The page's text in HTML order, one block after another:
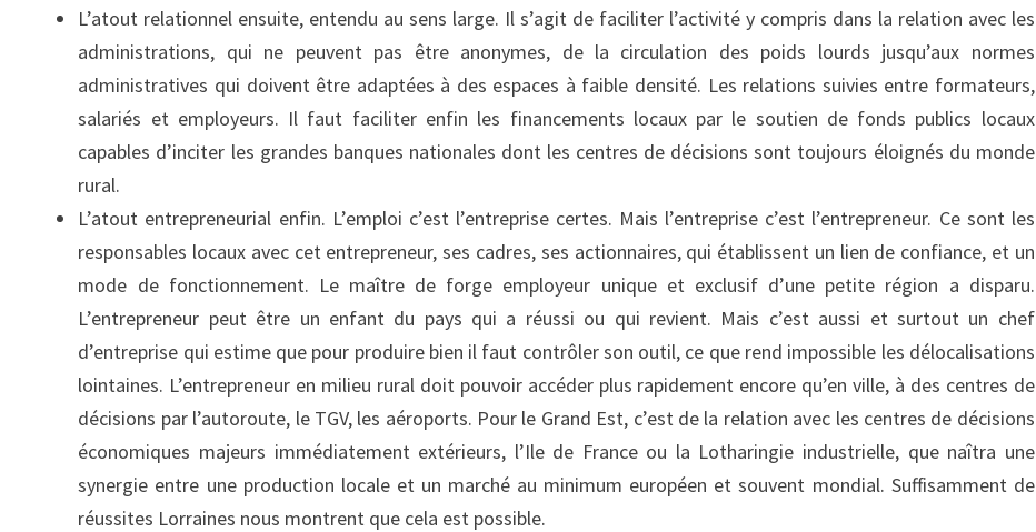
L’atout relationnel ensuite, entendu au sens large. Il s’agit de faciliter l’activité y compris dans la relation avec les
administrations, qui ne peuvent pas être anonymes, de la circulation des poids lourds jusqu’aux normes
administratives qui doivent être adaptées à des espaces à faible densité. Les relations suivies entre formateurs,
salariés et employeurs. Il faut faciliter enfin les financements locaux par le soutien de fonds publics locaux
capables d’inciter les grandes banques nationales dont les centres de décisions sont toujours éloignés du monde
rural.
L’atout entrepreneurial enfin. L’emploi c’est l’entreprise certes. Mais l’entreprise c’est l’entrepreneur. Ce sont les
responsables locaux avec cet entrepreneur, ses cadres, ses actionnaires, qui établissent un lien de confiance, et un
mode de fonctionnement. Le maître de forge employeur unique et exclusif d’une petite région a disparu.
L’entrepreneur peut être un enfant du pays qui a réussi ou qui revient. Mais c’est aussi et surtout un chef
d’entreprise qui estime que pour produire bien il faut contrôler son outil, ce que rend impossible les délocalisations
lointaines. L’entrepreneur en milieu rural doit pouvoir accéder plus rapidement encore qu’en ville, à des centres de
décisions par l’autoroute, le TGV, les aéroports. Pour le Grand Est, c’est de la relation avec les centres de décisions
économiques majeurs immédiatement extérieurs, l’Ile de France ou la Lotharingie industrielle, que naîtra une
synergie entre une production locale et un marché au minimum européen et souvent mondial. Suffisamment de
réussites Lorraines nous montrent que cela est possible.